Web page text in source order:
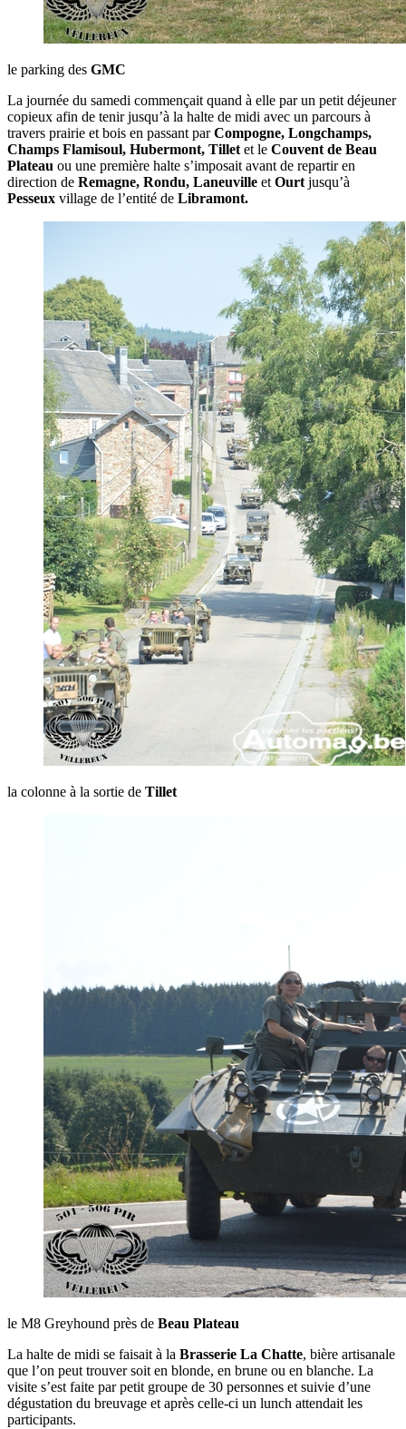
le parking des GMC
La journée du samedi commençait quand à elle par un petit déjeuner
copieux afin de tenir jusqu’à la halte de midi avec un parcours à
travers prairie et bois en passant parCompogne, Longchamps,
Champs Flamisoul, Hubermont, Tilletet le Couvent de Beau
Plateau ou une première halte s’imposait avant de repartir en
direction de Remagne, Rondu, Laneuville etOurtjusqu’à
Pesseux village de l’entité de Libramont.
la colonne à la sortie de Tillet
le M8 Greyhound près de Beau Plateau
La halte de midi se faisait à la Brasserie La Chatte, bière artisanale
que l’on peut trouver soit en blonde, en brune ou en blanche. La
visite s’est faite par petit groupe de 30 personnes et suivie d’une
dégustation du breuvage et après celle-ci un lunch attendait les
participants.